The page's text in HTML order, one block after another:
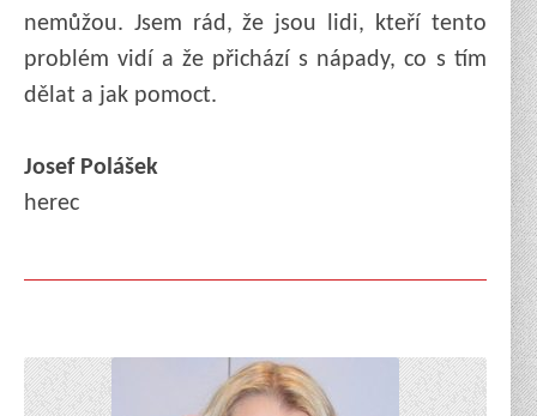
nemůžou. Jsem rád, že jsou lidi, kteří tento
problém vidí a že přichází s nápady, co s tím
dělat a jak pomoct.
Josef Polášek
herec